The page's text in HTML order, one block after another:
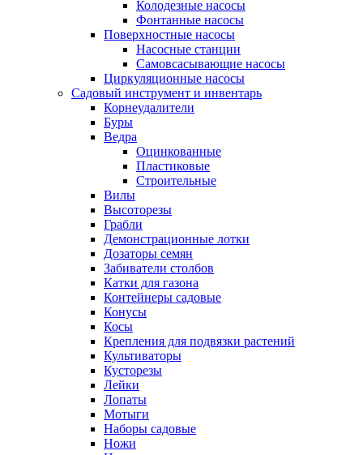
Колодезные насосы
Фонтанные насосы
Поверхностные насосы
Насосные станции
Самовсасывающие насосы
Циркуляционные насосы
Садовый инструмент и инвентарь
Корнеудалители
Буры
Ведра
Оцинкованные
Пластиковые
Строительные
Вилы
Высоторезы
Грабли
Демонстрационные лотки
Дозаторы семян
Забиватели столбов
Катки для газона
Контейнеры садовые
Конусы
Косы
Крепления для подвязки растений
Культиваторы
Кусторезы
Лейки
Лопаты
Мотыги
Наборы садовые
Ножи